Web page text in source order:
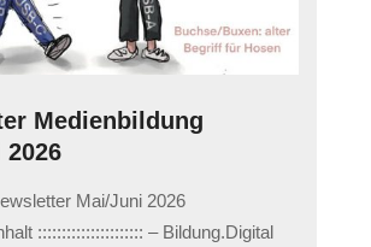
Medienbildung
Mai/Juni 2026
:::::::::::::::::::::: – Bildung.Digital